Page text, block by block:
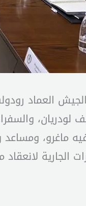
العماد
لودريان،
ماغرو،
الجارية